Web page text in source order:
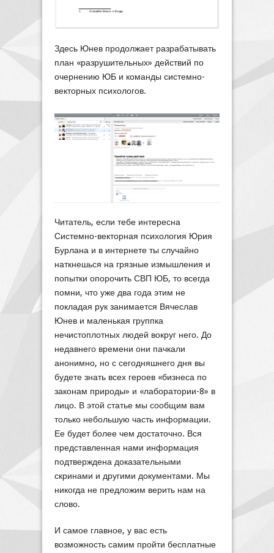
Здесь Юнев продолжает разрабатывать
план «разрушительных» действий по
очернению ЮБ и команды системно-
векторных психологов.
Читатель, если тебе интересна
Системно-векторная психология Юрия
Бурлана и в интернете ты случайно
наткнешься на грязные измышления и
попытки опорочить СВП ЮБ, то всегда
помни, что уже два года этим не
покладая рук занимается Вячеслав
Юнев и маленькая группка
нечистоплотных людей вокруг него. До
недавнего времени они пачкали
анонимно, но с сегодняшнего дня вы
будете знать всех героев «бизнеса по
законам природы» и «лаборатории-8» в
лицо. В этой статье мы сообщим вам
только небольшую часть информации.
Ее будет более чем достаточно. Вся
представленная нами информация
подтверждена доказательными
скринами и другими документами. Мы
никогда не предложим верить нам на
слово.
И самое главное, у вас есть
возможность самим пройти бесплатные